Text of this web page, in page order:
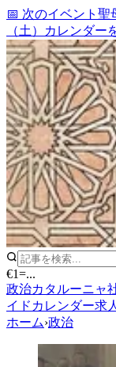
📅 次のイベント 聖
（土）
カレンダー
€1=...
政治カタルーニャ
イド カレンダー求人
ホーム›政治